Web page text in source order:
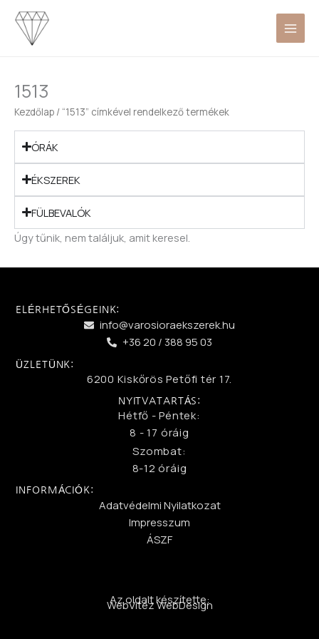
Skip
content
1513
Kezdőlap / “1513” címkével rendelkező termékek
ÓRÁK
ÉKSZEREK
FÜLBEVALÓK
Úgy tűnik, nem találjuk, amit keresel.
ELÉRHETŐSÉGEINK:
info@varosioraekszerek.hu
+36 20 / 388 95 03
ÜZLETÜNK:
6200 Kiskőrös Petőfi tér 17.
NYITVATARTÁS:
Hétfő - Péntek:
8 - 17 óráig
Szombat:
8-12 óráig
INFORMÁCIÓK:
Adatvédelmi Nyilatkozat
Impresszum
ÁSZF
Az oldalt készítette:
WebVitéz WebDesign